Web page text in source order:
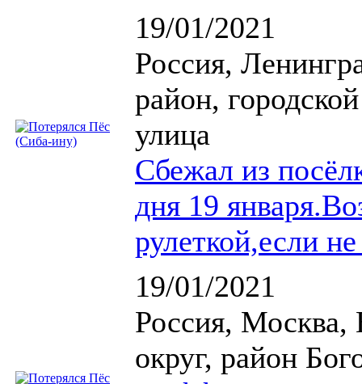
19/01/2021
Россия,
район,
улица
Сбежал из
дня 19
рулеткой,если
19/01/2021
Россия, Москва,
округ, район